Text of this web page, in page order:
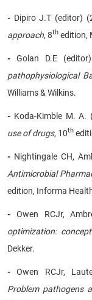
- Dipiro J.T (editor)
approach, 8th edition,
-Golan D.E
pathophysiological
Williams & Wilkins.
- Koda-Kimble M. A.
use of drugs, 10th
- Nightingale CH,
Antimicrobial
edition, Informa
- Owen RCJr,
optimization:
Dekker.
-Owen RCJr,
Problem pathogens